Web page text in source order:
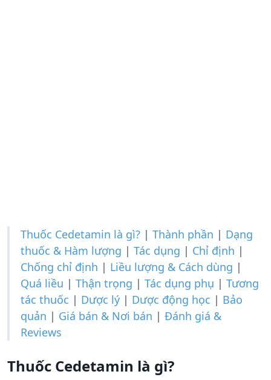
Thuốc Cedetamin là gì? | Thành phần | Dạng
thuốc & Hàm lượng | Tác dụng | Chỉ định |
Chống chỉ định | Liều lượng & Cách dùng |
Quá liều | Thận trọng | Tác dụng phụ | Tương
tác thuốc | Dược lý | Dược động học | Bảo
quản | Giá bán & Nơi bán | Đánh giá &
Reviews
Thuốc Cedetamin là gì?